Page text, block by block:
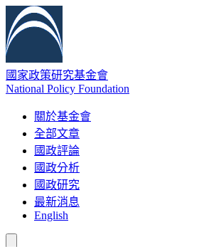
國家政策研究基金會
National Policy Foundation
關於基金會
全部文章
國政評論
國政分析
國政研究
最新消息
English